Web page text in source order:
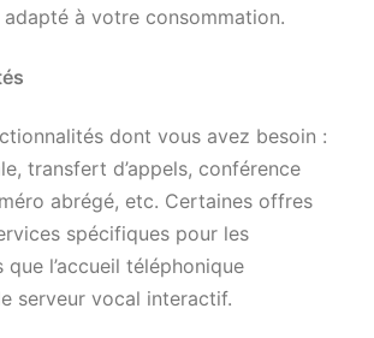
à votre consommation.
dont vous avez besoin :
transfert d’appels, conférence
abrégé, etc. Certaines offres
spécifiques pour les
l’accueil téléphonique
serveur vocal interactif.